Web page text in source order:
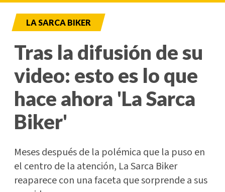
LA SARCA BIKER
Tras la difusión de su
video: esto es lo que
hace ahora 'La Sarca
Biker'
Meses después de la polémica que la puso en
el centro de la atención, La Sarca Biker
reaparece con una faceta que sorprende a sus